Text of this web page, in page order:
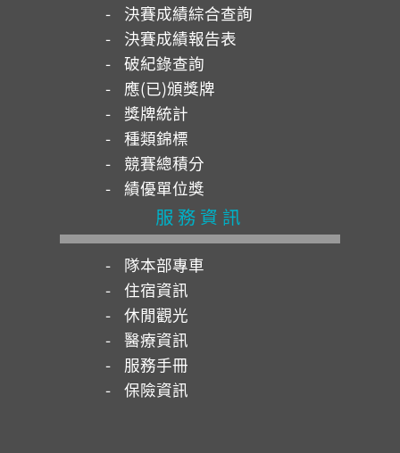
決賽成績綜合查詢
決賽成績報告表
破紀錄查詢
應(已)頒獎牌
獎牌統計
種類錦標
競賽總積分
績優單位獎
服務資訊
隊本部專車
住宿資訊
休閒觀光
醫療資訊
服務手冊
保險資訊